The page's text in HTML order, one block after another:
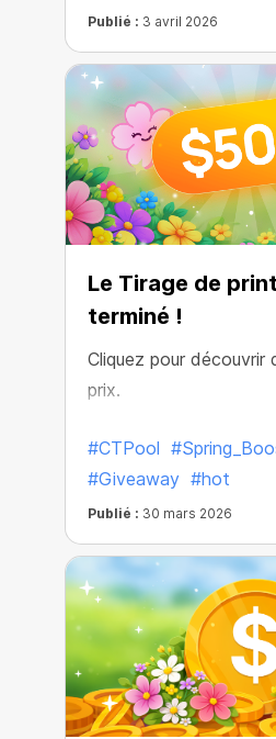
Publié : 3 avril 2026
Le Tirage de
terminé !
Cliquez pour découvrir
prix.
#CTPool
#Giveaway #hot
Publié : 30 mars 2026